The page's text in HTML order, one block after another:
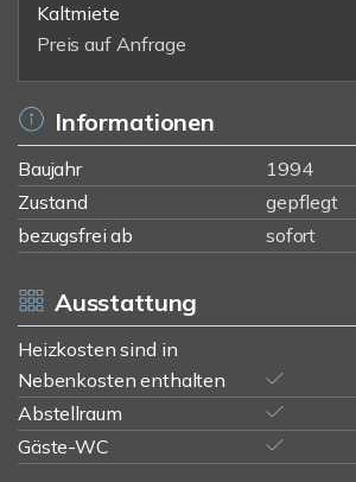
Kaltmiete
Preis auf Anfrage
Informationen
Baujahr
1994
Zustand
gepflegt
bezugsfrei ab
sofort
Ausstattung
Heizkosten sind in
Nebenkosten enthalten
Abstellraum
Gäste-WC